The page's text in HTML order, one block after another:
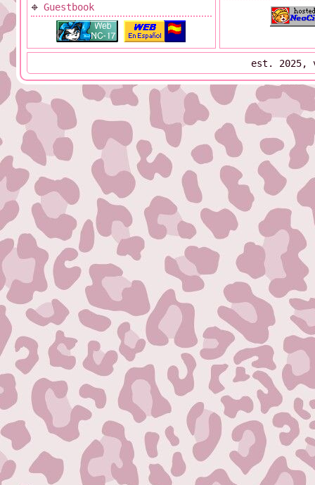
𖦏 Guestbook
est. 2025,